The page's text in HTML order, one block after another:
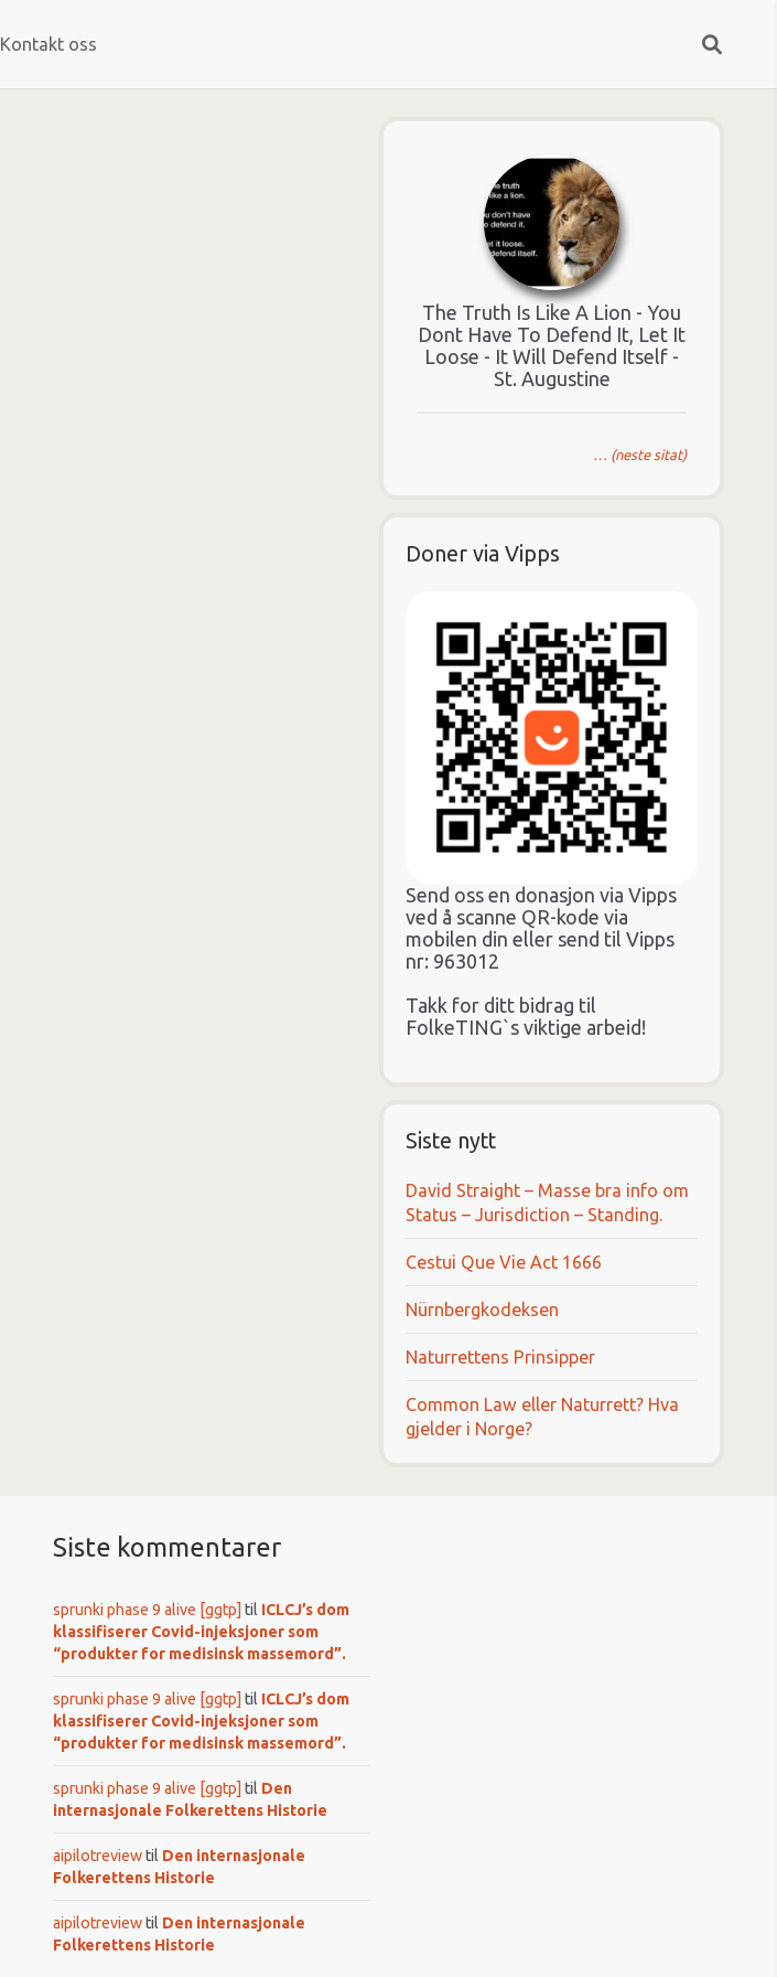
Kontakt oss
The Truth Is Like A Lion - You
Dont Have To Defend It, Let It
Loose - It Will Defend Itself -
St. Augustine
… (neste sitat)
Doner via Vipps
Send oss en donasjon via Vipps
ved å scanne QR-kode via
mobilen din eller send til Vipps
nr: 963012
Takk for ditt bidrag til
FolkeTING`s viktige arbeid!
Siste nytt
David Straight – Masse bra info om
Status – Jurisdiction – Standing.
Cestui Que Vie Act 1666
Nürnbergkodeksen
Naturrettens Prinsipper
Common Law eller Naturrett? Hva
gjelder i Norge?
Siste kommentarer
sprunki phase 9 alive [ggtp] til ICLCJ’s dom
klassifiserer Covid-injeksjoner som
“produkter for medisinsk massemord”.
sprunki phase 9 alive [ggtp] til ICLCJ’s dom
klassifiserer Covid-injeksjoner som
“produkter for medisinsk massemord”.
sprunki phase 9 alive [ggtp] til Den
internasjonale Folkerettens Historie
aipilotreviewtil Den internasjonale
Folkerettens Historie
aipilotreviewtil Den internasjonale
Folkerettens Historie